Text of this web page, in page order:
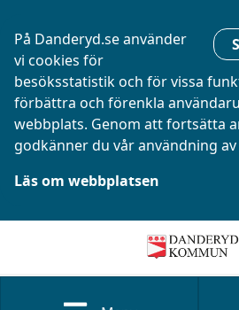
På Danderyd.se använder
vi cookies för
besöksstatistik och för vissa
förbättra och förenkla
webbplats. Genom att fortsätta
godkänner du vår användning av
Läs om webbplatsen